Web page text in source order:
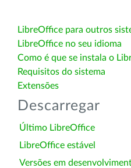
LibreOffice para outros
LibreOffice no seu idioma
Como é que se instala o
Requisitos do sistema
Extensões
Descarregar
Último LibreOffice
LibreOffice estável
Versões em